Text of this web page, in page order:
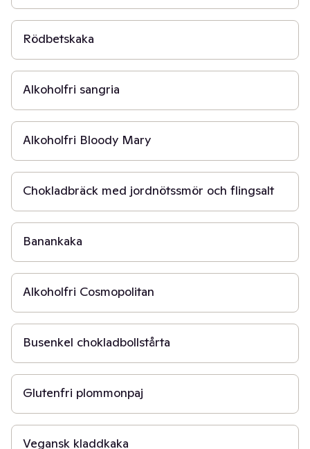
1 t
Rödbetskaka
10 min
Alkoholfri sangria
5 min
Alkoholfri Bloody Mary
15 min
Chokladbräck med jordnötssmör och flingsalt
1 t
Banankaka
5 min
Alkoholfri Cosmopolitan
20 min
Busenkel chokladbollstårta
45 min
Glutenfri plommonpaj
30 min
Vegansk kladdkaka